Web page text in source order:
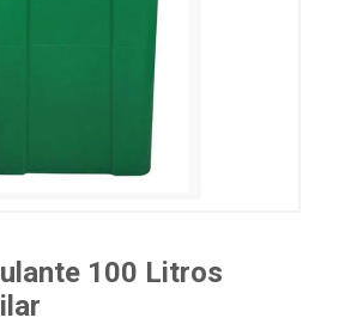
100 Litros